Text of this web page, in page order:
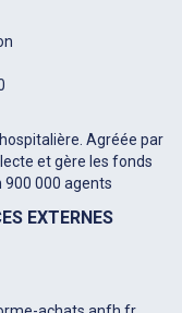
Agréée par
et gère les fonds
000 agents
EXTERNES